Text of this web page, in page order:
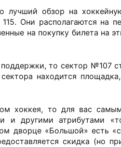
лучший обзор на
Они располагаются на
на покупку билета на
то сектор №107
находится
хоккея, то для вас
и другими атрибутами
дворце «Большой» есть
скидка (но